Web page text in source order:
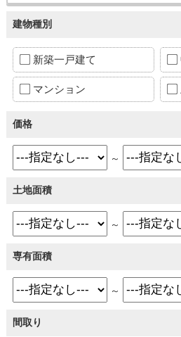
建物種別
新築一戸建て
マンション
価格
～
土地面積
～
専有面積
～
間取り